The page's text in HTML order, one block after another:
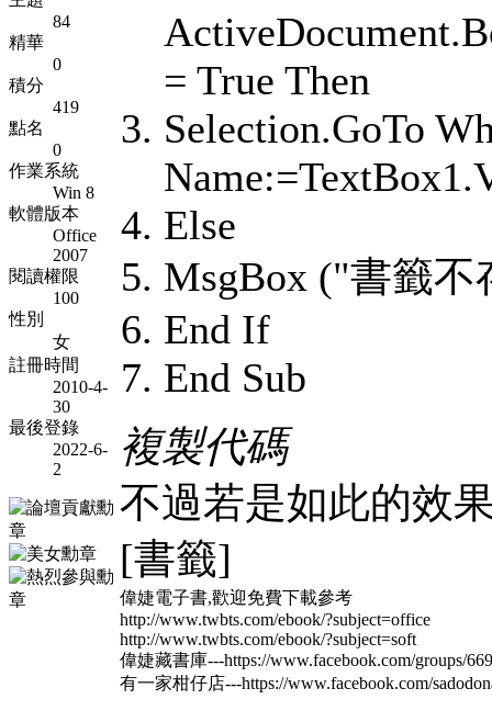
84
精華
0
積分
419
點名
0
作業系統
Win 8
軟體版本
Office
2007
閱讀權限
100
性別
女
註冊時間
2010-4-
30
最後登錄
2022-6-
2
= True Then
Selection.GoTo
Else
MsgBox ("書籤不
End If
End Sub
複製代碼
不過若是如此的效
[書籤]
偉婕電子書,歡迎免費下載參考
http://www.twbts.com/ebook/?subject=office
http://www.twbts.com/ebook/?subject=soft
偉婕藏書庫---https://www.facebook.com/groups/
有一家柑仔店---https://www.facebook.com/